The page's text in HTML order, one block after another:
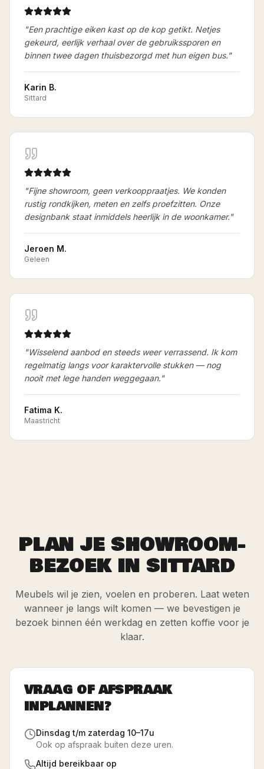
"Een prachtige eiken kast op de kop getikt. Netjes
gekeurd, eerlijk verhaal over de gebruikssporen en
binnen twee dagen thuisbezorgd met hun eigen bus."
Karin B.
Sittard
"Fijne showroom, geen verkooppraatjes. We konden
rustig rondkijken, meten en zelfs proefzitten. Onze
designbank staat inmiddels heerlijk in de woonkamer."
Jeroen M.
Geleen
"Wisselend aanbod en steeds weer verrassend. Ik kom
regelmatig langs voor karaktervolle stukken — nog
nooit met lege handen weggegaan."
Fatima K.
Maastricht
PLAN JE SHOWROOM-
BEZOEK IN SITTARD
Meubels wil je zien, voelen en proberen. Laat weten
wanneer je langs wilt komen — we bevestigen je
bezoek binnen één werkdag en zetten koffie voor je
klaar.
VRAAG OF AFSPRAAK
INPLANNEN?
Dinsdag t/m zaterdag 10–17u
Ook op afspraak buiten deze uren.
Altijd bereikbaar op